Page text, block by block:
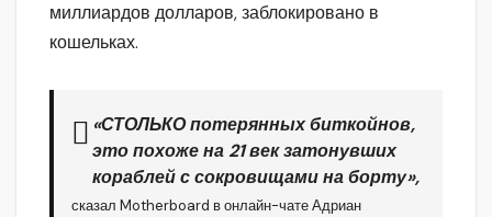
миллиардов долларов, заблокировано в
кошельках.
«СТОЛЬКО потерянных биткойнов,
это похоже на 21 век затонувших
кораблей с сокровищами на борту»,
сказал Motherboard в онлайн-чате Адриан